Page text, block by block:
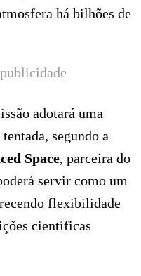
há bilhões de
adotará uma
segundo a
Space, parceira do
servir como um
flexibilidade
científicas